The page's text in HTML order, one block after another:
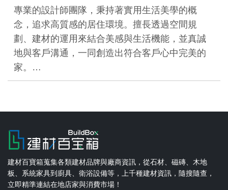
專業的設計師團隊，秉持著實用生活美學的概
念，追求高質感的居住環境。擅長透過空間規
劃、建材的運用來結合美感與生活機能，並真誠
地與客戶溝通，一同創造出符合客戶心中完美的
家。…
建材百寶箱蒐集各類建材品牌與廠商資訊，從石材、磁磚、木地
板、系統家具到廚具、衛浴設備等，上千種建材資訊，隨搜隨查，
立即精準連結在地店家與消費市場！